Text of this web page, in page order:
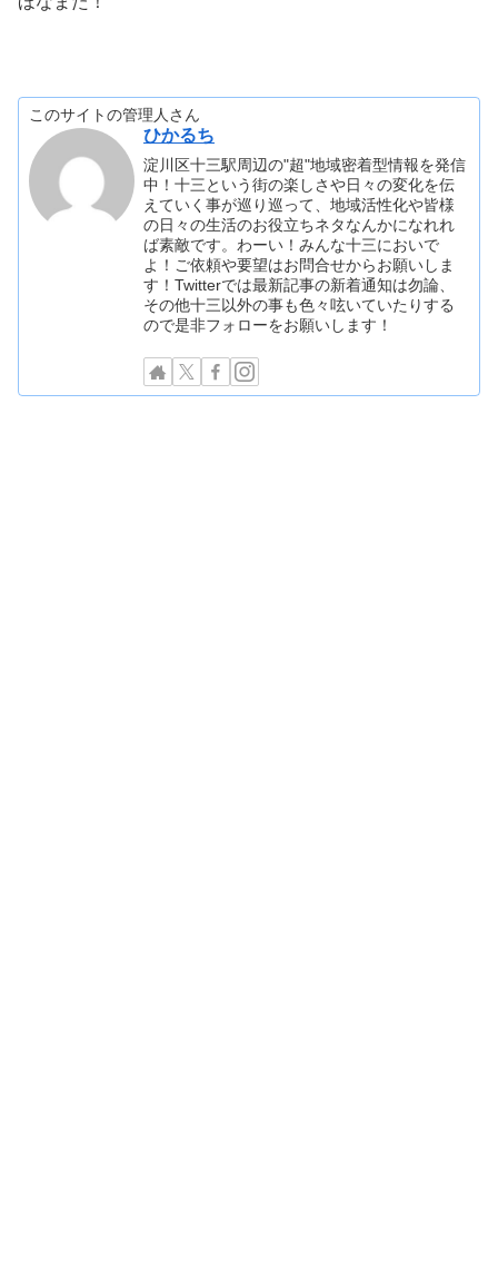
このサイトの管理人さん
ひかるち
淀川区十三駅周辺の"超"地域密着型情報を発信
中！十三という街の楽しさや日々の変化を伝
えていく事が巡り巡って、地域活性化や皆様
の日々の生活のお役立ちネタなんかになれれ
ば素敵です。わーい！みんな十三においで
よ！ご依頼や要望はお問合せからお願いしま
す！Twitterでは最新記事の新着通知は勿論、
その他十三以外の事も色々呟いていたりする
ので是非フォローをお願いします！